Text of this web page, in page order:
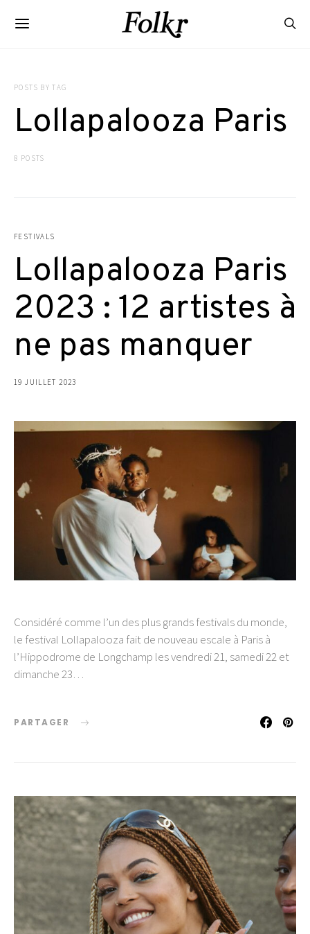
POSTS BY TAG
Lollapalooza Paris
8 POSTS
FESTIVALS
Lollapalooza Paris
2023 : 12 artistes à
ne pas manquer
19 JUILLET 2023
Considéré comme l’un des plus grands festivals du monde,
le festival Lollapalooza fait de nouveau escale à Paris à
l’Hippodrome de Longchamp les vendredi 21, samedi 22 et
dimanche 23…
PARTAGER